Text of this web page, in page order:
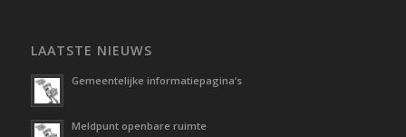
LAATSTE NIEUWS
Gemeentelijke informatiepagina’s
Meldpunt openbare ruimte